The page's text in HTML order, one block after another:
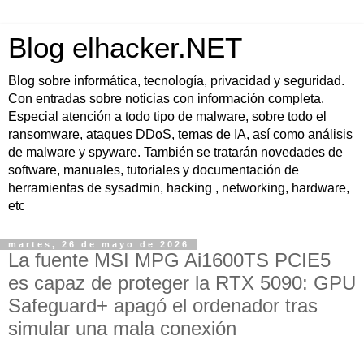
Blog elhacker.NET
Blog sobre informática, tecnología, privacidad y seguridad.
Con entradas sobre noticias con información completa.
Especial atención a todo tipo de malware, sobre todo el
ransomware, ataques DDoS, temas de IA, así como análisis
de malware y spyware. También se tratarán novedades de
software, manuales, tutoriales y documentación de
herramientas de sysadmin, hacking , networking, hardware,
etc
martes, 26 de mayo de 2026
La fuente MSI MPG Ai1600TS PCIE5
es capaz de proteger la RTX 5090: GPU
Safeguard+ apagó el ordenador tras
simular una mala conexión